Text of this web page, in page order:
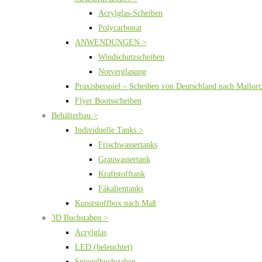
Acrylglas-Scheiben
Polycarbonat
ANWENDUNGEN >
Windschutzscheiben
Notverglasung
Praxisbeispiel – Scheiben von Deutschland nach
Flyer Bootsscheiben
Behälterbau >
Individuelle Tanks >
Frischwassertanks
Grauwassertank
Kraftstofftank
Fäkalientanks
Kunststoffbox nach Maß
3D Buchstaben >
Acrylglas
LED (beleuchtet)